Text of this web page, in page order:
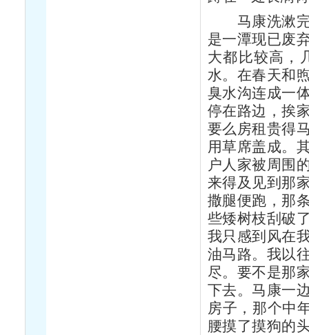
马康洗漱完
是一潭现已废
大都比较高，
水。在春天和
臭水沟连成一
停在路边，挨
要么房租贵得
用草席盖成。
户人家被周围
来得及见到那
撒腿便跑，那
些矮树枝刮破
我只感到风在
油马路。我以
尽。要不是那
下去。马康一
房子，那个中
腰摸了摸狗的